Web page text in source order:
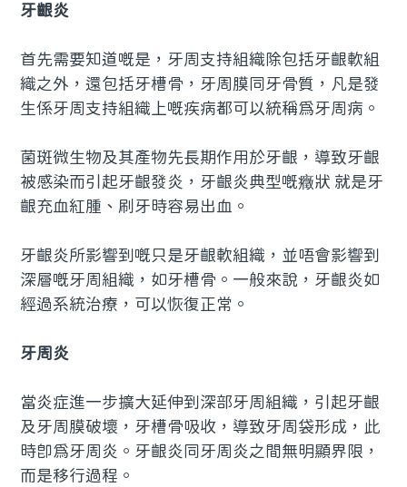
牙齦炎
首先需要知道嘅是，牙周支持組織除包括牙齦軟組
織之外，還包括牙槽骨，牙周膜同牙骨質，凡是發
生係牙周支持組織上嘅疾病都可以統稱為牙周病。
菌斑微生物及其產物先長期作用於牙齦，導致牙齦
被感染而引起牙齦發炎，牙齦炎典型嘅癥狀 就是牙
齦充血紅腫、刷牙時容易出血。
牙齦炎所影響到嘅只是牙齦軟組織，並唔會影響到
深層嘅牙周組織，如牙槽骨。一般來說，牙齦炎如
經過系統治療，可以恢復正常。
牙周炎
當炎症進一步擴大延伸到深部牙周組織，引起牙齦
及牙周膜破壞，牙槽骨吸收，導致牙周袋形成，此
時即為牙周炎。牙齦炎同牙周炎之間無明顯界限，
而是移行過程。